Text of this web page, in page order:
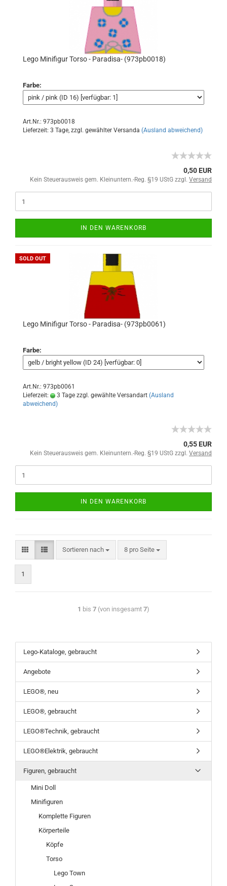
Lego Minifigur Torso - Paradisa- (973pb0018)
Farbe:
Art.Nr.: 973pb0018
Lieferzeit: 3 Tage, zzgl. gewählter Versanda (Ausland abweichend)
0,50 EUR
Kein Steuerausweis gem. Kleinuntern.-Reg. §19 UStG zzgl. Versand
IN DEN WARENKORB
SOLD OUT
Lego Minifigur Torso - Paradisa- (973pb0061)
Farbe:
Art.Nr.: 973pb0061
Lieferzeit:
3 Tage zzgl. gewählte Versandart (Ausland
abweichend)
0,55 EUR
Kein Steuerausweis gem. Kleinuntern.-Reg. §19 UStG zzgl. Versand
IN DEN WARENKORB
Sortieren nach 8 pro Seite
1
1 bis 7 (von insgesamt 7)
Lego-Kataloge, gebraucht
Angebote
LEGO®, neu
LEGO®, gebraucht
LEGO®Technik, gebraucht
LEGO®Elektrik, gebraucht
Figuren, gebraucht
Mini Doll
Minifiguren
Komplette Figuren
Körperteile
Köpfe
Torso
Lego Town